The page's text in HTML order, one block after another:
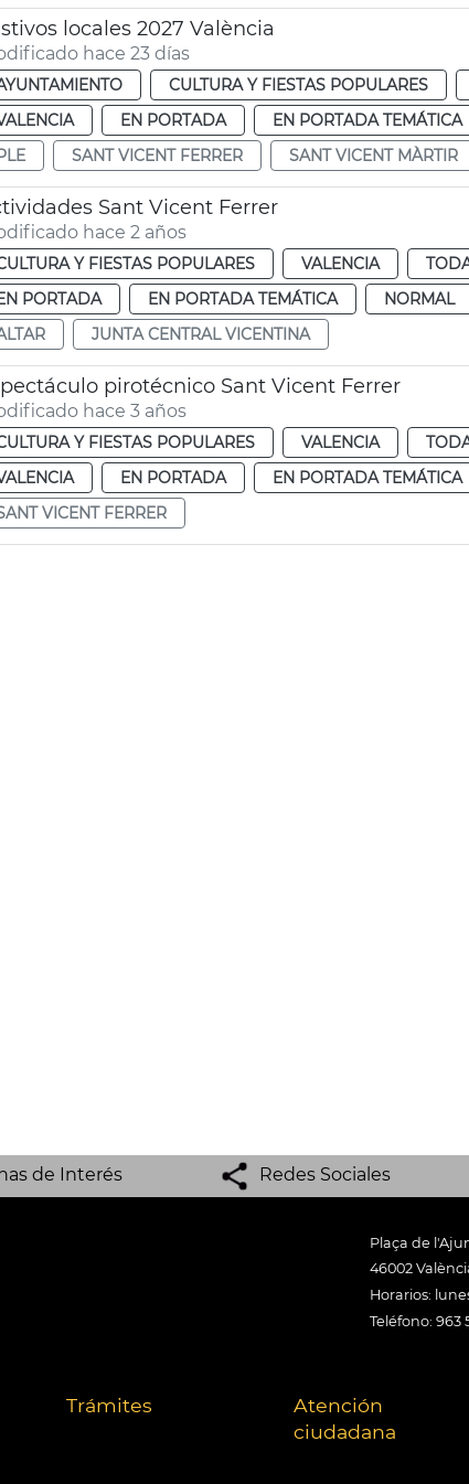
locales 2027 València
hace 23 días
CULTURA Y FIESTAS POPULARES
EN PORTADA EN PORTADA TEMÁTICA
SANT VICENT FERRER SANT VICENT MÀRTIR
Sant Vicent Ferrer
hace 2 años
Y FIESTAS POPULARES VALENCIA
PORTADA
EN PORTADA TEMÁTICA NORMAL
JUNTA CENTRAL VICENTINA
pirotécnico Sant Vicent Ferrer
hace 3 años
Y FIESTAS POPULARES VALENCIA
EN PORTADA EN PORTADA TEMÁTICA
VICENT FERRER
de Interés Redes Sociales
Plaça de
46002
Horarios:
Teléfono: 963
Trámites
Atención
ciudadana